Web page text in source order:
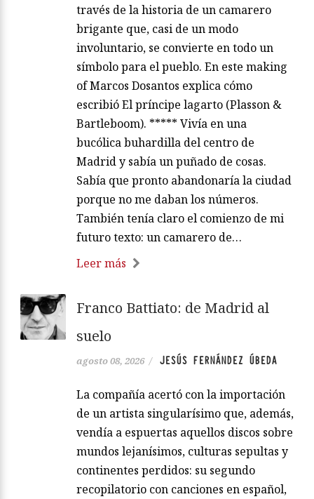
través de la historia de un camarero
brigante que, casi de un modo
involuntario, se convierte en todo un
símbolo para el pueblo. En este making
of Marcos Dosantos explica cómo
escribió El príncipe lagarto (Plasson &
Bartleboom). ***** Vivía en una
bucólica buhardilla del centro de
Madrid y sabía un puñado de cosas.
Sabía que pronto abandonaría la ciudad
porque no me daban los números.
También tenía claro el comienzo de mi
futuro texto: un camarero de…
Leer más
Franco Battiato: de Madrid al
suelo
agosto 08, 2026 / JESÚS FERNÁNDEZ ÚBEDA
La compañía acertó con la importación
de un artista singularísimo que, además,
vendía a espuertas aquellos discos sobre
mundos lejanísimos, culturas sepultas y
continentes perdidos: su segundo
recopilatorio con canciones en español,